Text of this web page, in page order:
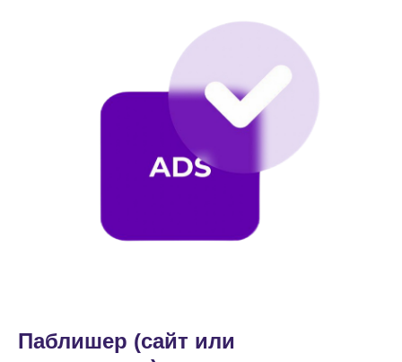
Паблишер (сайт или